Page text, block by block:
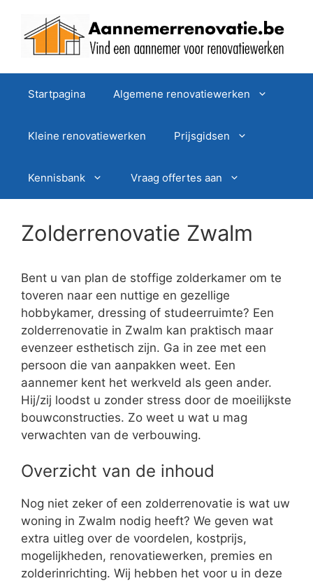
Startpagina Algemene renovatiewerken
Kleine renovatiewerken Prijsgidsen
Kennisbank Vraag offertes aan
Zolderrenovatie Zwalm
Bent u van plan de stoffige zolderkamer om te
toveren naar een nuttige en gezellige
hobbykamer, dressing of studeerruimte? Een
zolderrenovatie in Zwalm kan praktisch maar
evenzeer esthetisch zijn. Ga in zee met een
persoon die van aanpakken weet. Een
aannemer kent het werkveld als geen ander.
Hij/zij loodst u zonder stress door de moeilijkste
bouwconstructies. Zo weet u wat u mag
verwachten van de verbouwing.
Overzicht van de inhoud
Nog niet zeker of een zolderrenovatie is wat uw
woning in Zwalm nodig heeft? We geven wat
extra uitleg over de voordelen, kostprijs,
mogelijkheden, renovatiewerken, premies en
zolderinrichting. Wij hebben het voor u in deze